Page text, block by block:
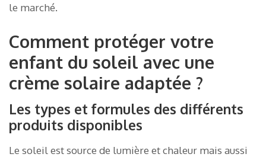
le marché.
Comment protéger votre
enfant du soleil avec une
crème solaire adaptée ?
Les types et formules des différents
produits disponibles
Le soleil est source de lumière et chaleur mais aussi